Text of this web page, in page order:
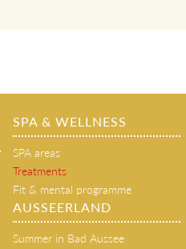
SPA & WELLNESS
SPA areas
Treatments
Fit & mental programme
AUSSEERLAND
Summer in Bad Aussee